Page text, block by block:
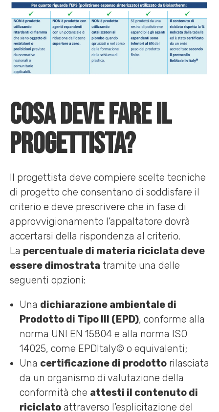
Cosa deve fare il
progettista?
Il progettista deve compiere scelte tecniche
di progetto che consentano di soddisfare il
criterio e deve prescrivere che in fase di
approvvigionamento l’appaltatore dovrà
accertarsi della rispondenza al criterio.
La percentuale di materia riciclata deve
essere dimostrata tramite una delle
seguenti opzioni:
Una dichiarazione ambientale di
Prodotto di Tipo III (EPD), conforme alla
norma UNI EN 15804 e alla norma ISO
14025, come EPDItaly© o equivalenti;
Una certificazione di prodotto rilasciata
da un organismo di valutazione della
conformità che attesti il contenuto di
riciclato attraverso l’esplicitazione del